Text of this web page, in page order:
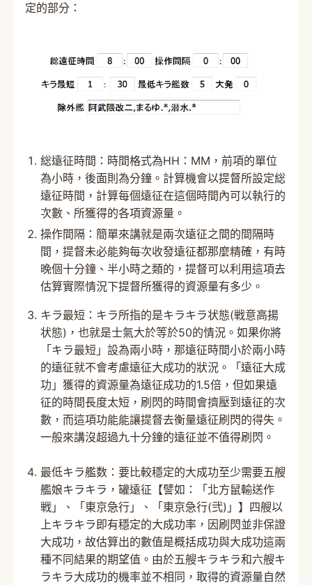
定的部分：
総遠征時間：時間格式為HH：MM，前項的單位
為小時，後面則為分鐘。計算機會以提督所設定総
遠征時間，計算每個遠征在這個時間內可以執行的
次數、所獲得的各項資源量。
操作間隔：簡單來講就是兩次遠征之間的間隔時
間，提督未必能夠每次收發遠征都那麼精確，有時
晚個十分鐘、半小時之類的，提督可以利用這項去
估算實際情況下提督所獲得的資源量有多少。
キラ最短：キラ所指的是キラキラ状態(戦意高揚
状態)，也就是士氣大於等於50的情況。如果你將
「キラ最短」設為兩小時，那遠征時間小於兩小時
的遠征就不會考慮遠征大成功的狀況。「遠征大成
功」獲得的資源量為遠征成功的1.5倍，但如果遠
征的時間長度太短，刷閃的時間會擠壓到遠征的次
數，而這項功能能讓提督去衡量遠征刷閃的得失。
一般來講沒超過九十分鐘的遠征並不值得刷閃。
最低キラ艦数：要比較穩定的大成功至少需要五艘
艦娘キラキラ，罐遠征【譬如：「北方鼠輸送作
戦」、「東京急行」、「東京急行(弐)」】四艘以
上キラキラ即有穩定的大成功率，因刷閃並非保證
大成功，故估算出的數值是概括成功與大成功這兩
種不同結果的期望值。由於五艘キラキラ和六艘キ
ラキラ大成功的機率並不相同，取得的資源量自然